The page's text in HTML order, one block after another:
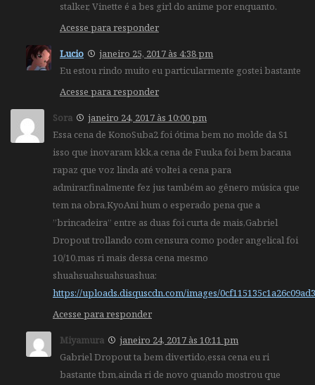
stalker, Vinette é a bes girl do anime por enquanto.
Acesse para responder
Lucio
janeiro 25, 2017 às 4:38 pm
Eu estou rindo muito eu particularmente gostei bastante
Acesse para responder
Sora
janeiro 24, 2017 às 10:00 pm
Essa cena de KonoSuba2 foi ótima bem no molde da S1
isso que inovaram kkk,a cena de Fuuka foi bem bacana
rapaz que voz linda até voltei a cena para
admirar,finalmente fez jus também ao gênero música que
tem na obra,KyoAni hum o esperado pena que a
”brincadeira” entre as duas foi curta de mais,Gabriel
Dropout trollando com censura como poder angelical foi
10/10,mas ri mais dessa cena mesmo
shuahsuahsuahsuashua:
https://uploads.disquscdn.com/images/
Acesse para responder
Miyamura
janeiro 24, 2017 às 10:11 pm
Gabriel Dropout ta bem divertido,essa cena eu ri
bastante tbm,ainda ri de novo quando mostrou que